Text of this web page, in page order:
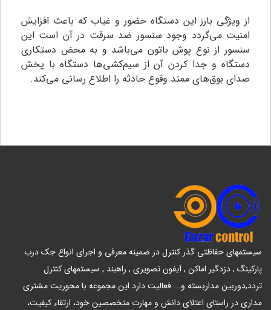
از ویژگی بارز این دستگاه حضور و غیاب که باعث افزایش
امنیت می‌گردد وجود سنسور ضد سرقت در آن است‌ این
سنسور از نوع پوش باتون می‌باشد و به محض دستکاری
دستگاه و جدا کردن آن از سیم‌کشی‌ها دستگاه با پخش
صدای بوق‌های ممتد وقوع حادثه را اطلاع رسانی می‌کند.
سیستمهای حفاظتی گذر کنترل در ضمینه معرفی و اجرای انواع جک درب
پارکینگ , دزدگیر اماکن , آیفون تصویری , راهبند , سیستمهای کنترل
تردد,دوربین مداربسته و... فعالیت دارد.این مجموعه با محوریت مشتری
مداری در راستای اعتلای دانش و مهارت متخصصین خود، ارتقاء کیفیت،